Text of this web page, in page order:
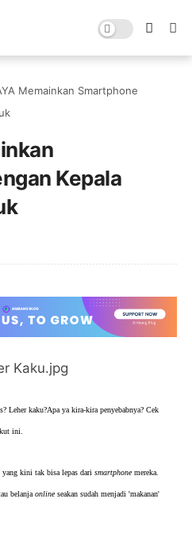
Memainkan Smartphone
Kepala
Leher kaku?Apa ya kira-kira penyebabnya? Cek
ini.
yang kini tak bisa lepas darismartphonemereka.
belanjaonlineseakan sudah menjadi 'makanan'